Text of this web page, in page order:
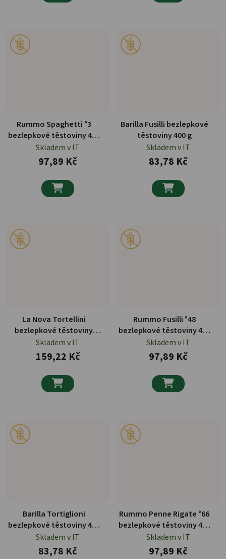
Rummo Spaghetti °3
bezlepkové těstoviny 400
g
Skladem v IT
97,89 Kč

Barilla Fusilli bezlepkové
těstoviny 400 g
Skladem v IT
83,78 Kč

La Nova Tortellini
bezlepkové těstoviny
plněné prosciuttem 250 g
Skladem v IT
159,22 Kč

Rummo Fusilli °48
bezlepkové těstoviny 400
g
Skladem v IT
97,89 Kč

Barilla Tortiglioni
bezlepkové těstoviny 400
g
Skladem v IT
83,78 Kč
Rummo Penne Rigate °66
bezlepkové těstoviny 400
g
Skladem v IT
97,89 Kč